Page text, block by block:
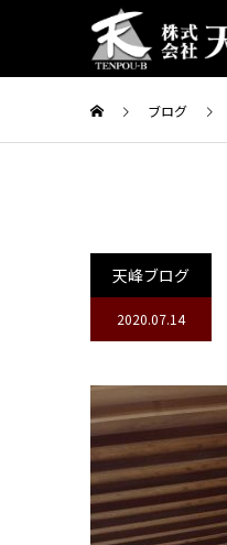
ブログ
天峰ブログ
2020.07.14